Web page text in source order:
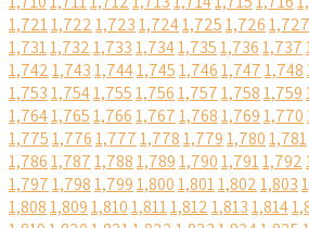
1,7211,7221,7231,7241,7251,7261,727
1,7311,7321,7331,7341,7351,7361,737
1,7421,7431,7441,7451,7461,7471,748
1,7531,7541,7551,7561,7571,7581,759
1,7641,7651,7661,7671,7681,7691,770
1,7751,7761,7771,7781,7791,7801,781
1,7861,7871,7881,7891,7901,7911,792
1,7971,7981,7991,8001,8011,8021,803
1,8081,8091,8101,8111,8121,8131,814